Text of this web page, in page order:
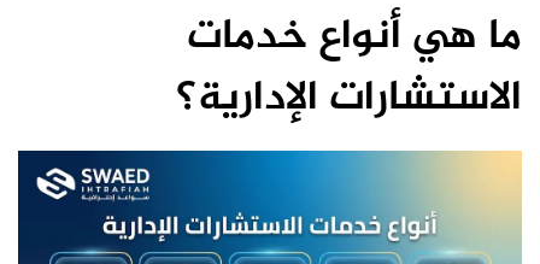
ما هي أنواع خدمات
الاستشارات الإدارية؟